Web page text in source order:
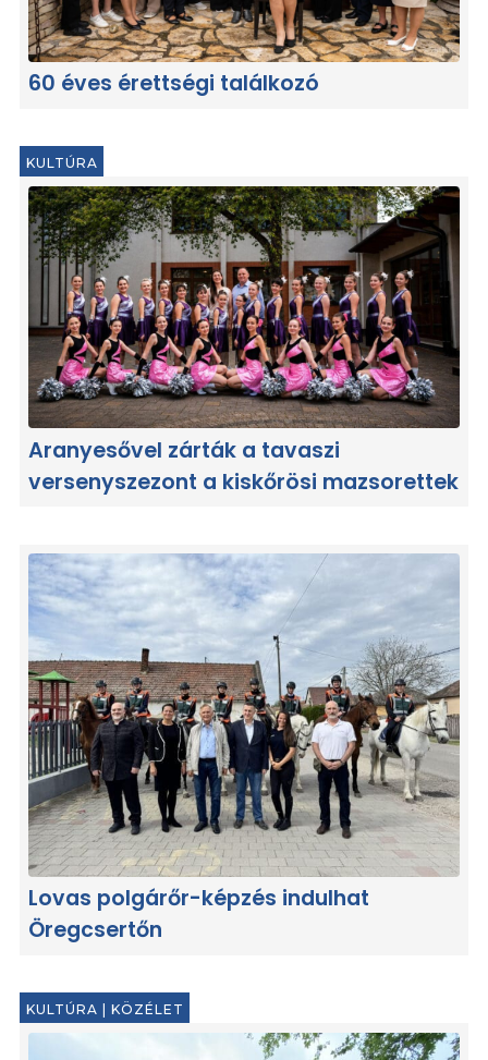
60 éves érettségi találkozó
KULTÚRA
Aranyesővel zárták a tavaszi
versenyszezont a kiskőrösi mazsorettek
Lovas polgárőr-képzés indulhat
Öregcsertőn
KULTÚRA KÖZÉLET